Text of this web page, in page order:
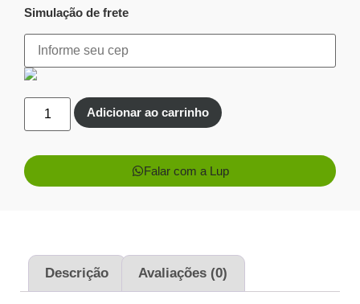
Dinheiro ou PIX
Pix:R$ 296,10
Cartões de crédito:
juros
Simulação de frete
Adicionar ao carrinho
Falar com a Lup
Descrição Avaliações (0)